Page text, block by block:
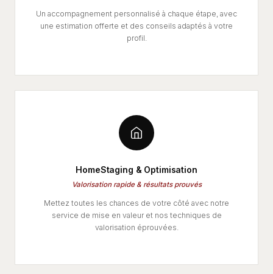
Un accompagnement personnalisé à chaque étape, avec
une estimation offerte et des conseils adaptés à votre
profil.
HomeStaging & Optimisation
Valorisation rapide & résultats prouvés
Mettez toutes les chances de votre côté avec notre
service de mise en valeur et nos techniques de
valorisation éprouvées.